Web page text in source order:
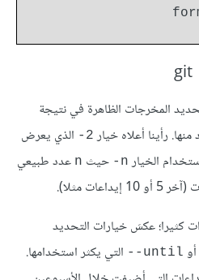
المخرجات الظاهرة في نتيجة
رأينا أعلاه خيار 2-
الذي يعرض
الخيار n- حيث n عدد طبيعي
مثلا).
كثيرا؛ عكسَ خيارات التحديد
أو until--
التي يكثر استخدامها.